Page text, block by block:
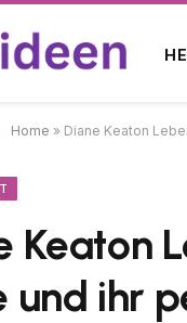
Home » Diane Keaton
Keaton
und ihr